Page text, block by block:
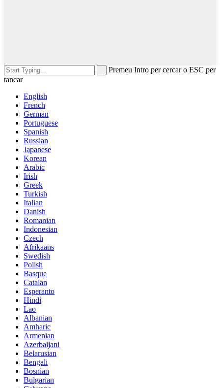
Premeu Intro per cercar o ESC per
tancar
English
French
German
Portuguese
Spanish
Russian
Japanese
Korean
Arabic
Irish
Greek
Turkish
Italian
Danish
Romanian
Indonesian
Czech
Afrikaans
Swedish
Polish
Basque
Catalan
Esperanto
Hindi
Lao
Albanian
Amharic
Armenian
Azerbaijani
Belarusian
Bengali
Bosnian
Bulgarian